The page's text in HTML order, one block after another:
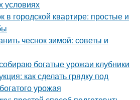
условиях
в городской квартире: простые и
чеснок зимой: советы и
богатые урожаи клубники
как сделать грядку под
урожая